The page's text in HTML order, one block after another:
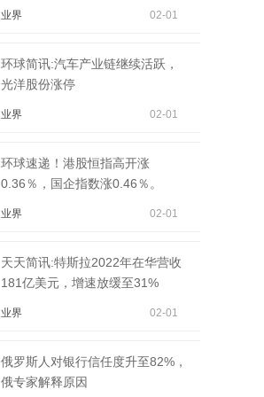
业界 02-01
环球简讯:汽车产业链继续活跃，
光洋股份涨停
业界 02-01
环球速递！港股恒指高开涨
0.36％，国企指数涨0.46％。
业界 02-01
天天简讯:特斯拉2022年在华营收
181亿美元，增速放缓至31%
业界 02-01
俄罗斯人对银行信任度升至82%，
俄专家解释原因